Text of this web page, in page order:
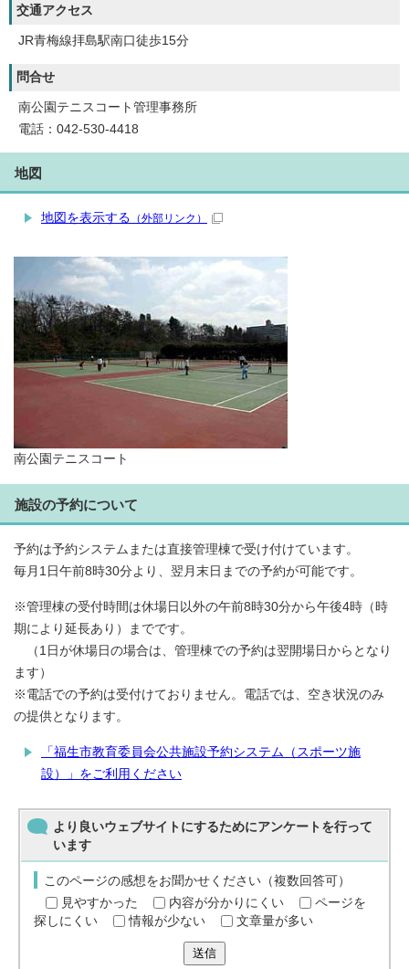
交通アクセス
JR青梅線拝島駅南口徒歩15分
問合せ
南公園テニスコート管理事務所
電話：042-530-4418
地図
地図を表示する （外部リンク）
南公園テニスコート
施設の予約について
予約は予約システムまたは直接管理棟で受け付けています。
毎月1日午前8時30分より、翌月末日までの予約が可能です。
※管理棟の受付時間は休場日以外の午前8時30分から午後4時（時
期により延長あり）までです。
（1日が休場日の場合は、管理棟での予約は翌開場日からとなり
ます）
※電話での予約は受付けておりません。電話では、空き状況のみ
の提供となります。
「福生市教育委員会公共施設予約システム（スポーツ施
設）」をご利用ください
より良いウェブサイトにするためにアンケートを行って
います
このページの感想をお聞かせください（複数回答可）
見やすかった
内容が分かりにくい
ページを
探しにくい
情報が少ない 文章量が多い
送信